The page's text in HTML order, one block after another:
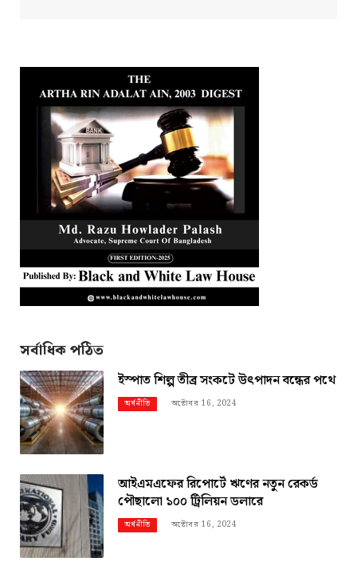
সর্বাধিক পঠিত
ইস্পাত শিল্প তীব্র সংকটে উৎপাদন বন্ধের পথে
অর্থনীতি অক্টোবর 16, 2024
আইএমএফের রিপোর্টে ঋণের নতুন রেকর্ড
পৌছালো ১০০ ট্রিলিয়ন ডলারে
অর্থনীতি অক্টোবর 16, 2024